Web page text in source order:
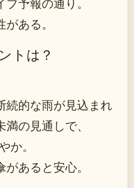
予報の通り。
ある。
トは？
続的な雨が見込まれ
の見通しで、
か。
あると安心。